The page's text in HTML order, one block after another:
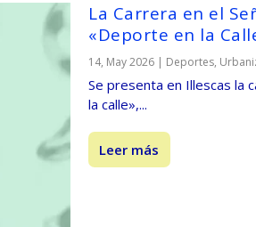
La Carrera en el
«Deporte en la
14, May 2026 | Deportes,
Se presenta en Illescas la
la calle»,...
Leer más